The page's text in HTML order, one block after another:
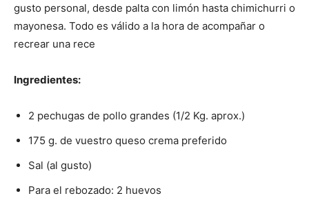
gusto personal, desde palta con limón hasta chimichurri o
mayonesa. Todo es válido a la hora de acompañar o
recrear una rece
Ingredientes:
2 pechugas de pollo grandes (1/2 Kg. aprox.)
175 g. de vuestro queso crema preferido
Sal (al gusto)
Para el rebozado: 2 huevos